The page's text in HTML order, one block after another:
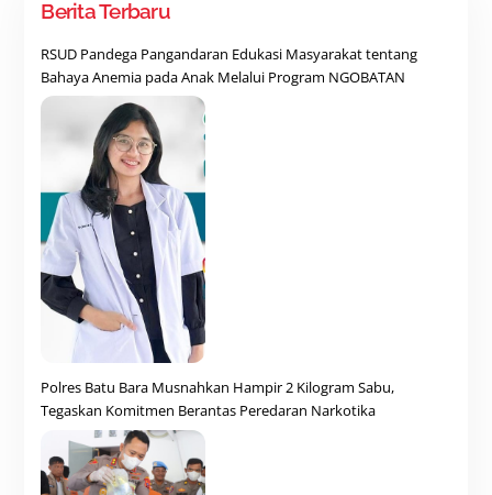
Berita Terbaru
RSUD Pandega Pangandaran Edukasi Masyarakat tentang
Bahaya Anemia pada Anak Melalui Program NGOBATAN
Polres Batu Bara Musnahkan Hampir 2 Kilogram Sabu,
Tegaskan Komitmen Berantas Peredaran Narkotika